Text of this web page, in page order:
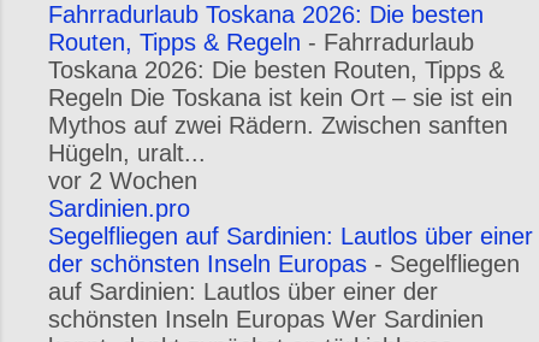
Fahrradurlaub Toskana 2026: Die besten
Routen, Tipps & Regeln - Fahrradurlaub
Toskana 2026: Die besten Routen, Tipps &
Regeln Die Toskana ist kein Ort – sie ist ein
Mythos auf zwei Rädern. Zwischen sanften
Hügeln, uralt...
vor 2 Wochen
Sardinien.pro
Segelfliegen auf Sardinien: Lautlos über einer
der schönsten Inseln Europas - Segelfliegen
auf Sardinien: Lautlos über einer der
schönsten Inseln Europas Wer Sardinien